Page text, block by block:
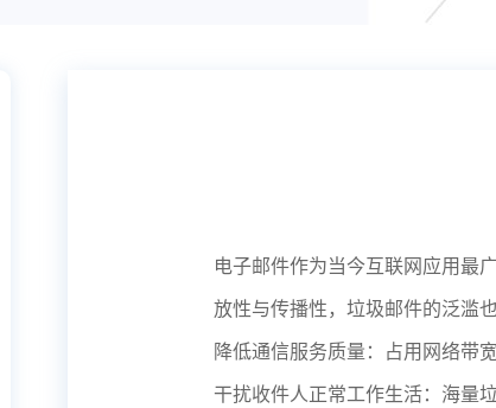
电子邮件作为当今互联网应用最
放性与传播性，垃圾邮件的泛滥
降低通信服务质量：占用网络带
干扰收件人正常工作生活：海量